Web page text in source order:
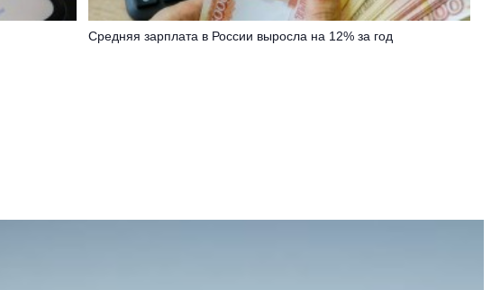
Средняя зарплата в России выросла на 12% за год